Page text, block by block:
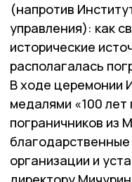
(напротив
управления): как
исторические
располагалась
В ходе церемонии
медалями «100
пограничников из
организации и